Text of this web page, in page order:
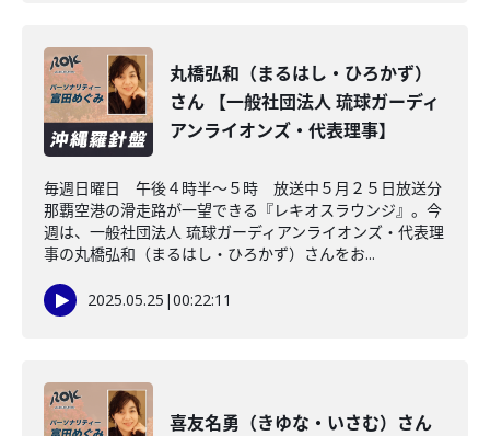
丸橋弘和（まるはし・ひろかず）
さん 【一般社団法人 琉球ガーディ
アンライオンズ・代表理事】
毎週日曜日 午後４時半～５時 放送中５月２５日放送分
那覇空港の滑走路が一望できる『レキオスラウンジ』。今
週は、一般社団法人 琉球ガーディアンライオンズ・代表理
事の丸橋弘和（まるはし・ひろかず）さんをお...
2025.05.25 |00:22:11
喜友名勇（きゆな・いさむ）さん